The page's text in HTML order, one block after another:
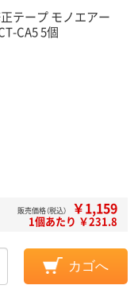
正テープ モノエアー
CA5 5個
販売価格（税込） ￥1,159
1個あたり ￥231.8
カゴへ